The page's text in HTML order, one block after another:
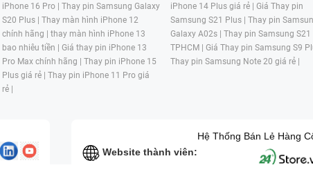
iPhone 16 Pro | Thay pin Samsung Galaxy
S20 Plus | Thay màn hình iPhone 12
chính hãng | thay màn hình iPhone 13
bao nhiêu tiền | Giá thay pin iPhone 13
Pro Max chính hãng | Thay pin iPhone 15
Plus giá rẻ | Thay pin iPhone 11 Pro giá
rẻ |
iPhone 14 Plus giá rẻ | Giá Thay pin
Samsung S21 Plus | Thay pin
Galaxy A02s | Thay pin Samsung S21
TPHCM | Giá Thay pin Samsung S9
Thay pin Samsung Note 20 giá rẻ |
Website thành viên:
Hệ Thống Bán Lẻ Hàng